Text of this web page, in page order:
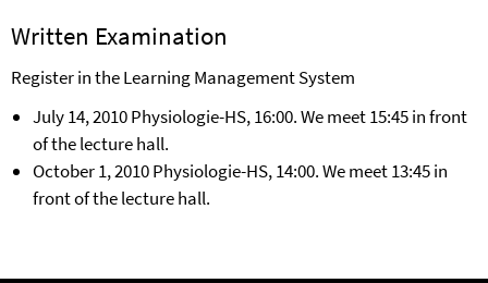
Written Examination
Register in the Learning Management System
July 14, 2010 Physiologie-HS, 16:00. We meet 15:45 in front
of the lecture hall.
October 1, 2010 Physiologie-HS, 14:00. We meet 13:45 in
front of the lecture hall.